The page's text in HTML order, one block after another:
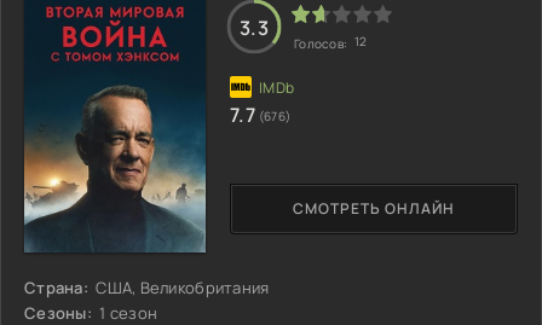
Страна: США, Великобритания
Сезоны: 1 сезон
СМОТРЕТЬ ОНЛАЙН
3.3
Голосов: 12
7.7 (676)